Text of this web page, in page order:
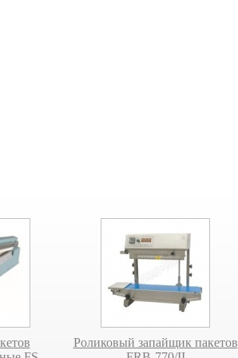
Роликовый запайщик пакетов